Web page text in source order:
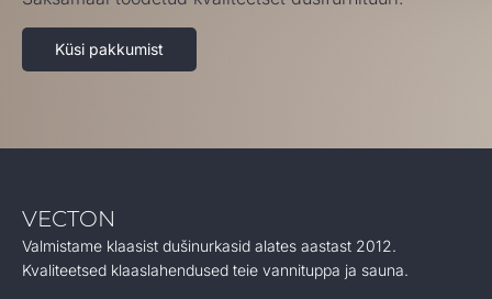
Küsi pakkumist
VECTON
Valmistame klaasist dušinurkasid alates aastast 2012.
Kvaliteetsed klaaslahendused teie vannituppa ja sauna.